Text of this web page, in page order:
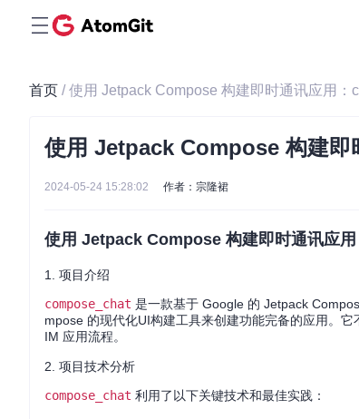
首页 / 使用 Jetpack Compose 构建即时通讯应用：
使用 Jetpack Compose 构建
2024-05-24 15:28:02 作者：宗隆裙
使用 Jetpack Compose 构建即时通讯应
1. 项目介绍
compose_chat 是一款基于 Google 的 Jetpack
mpose 的现代化UI构建工具来创建功能完备的应用。
IM 应用流程。
2. 项目技术分析
compose_chat 利用了以下关键技术和最佳实践：